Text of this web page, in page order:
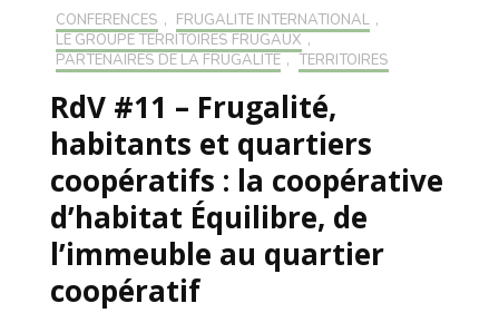
CONFÉRENCES , FRUGALITÉ INTERNATIONAL ,
LE GROUPE TERRITOIRES FRUGAUX ,
PARTENAIRES DE LA FRUGALITÉ , TERRITOIRES
RdV #11 – Frugalité,
habitants et quartiers
coopératifs : la coopérative
d’habitat Équilibre, de
l’immeuble au quartier
coopératif